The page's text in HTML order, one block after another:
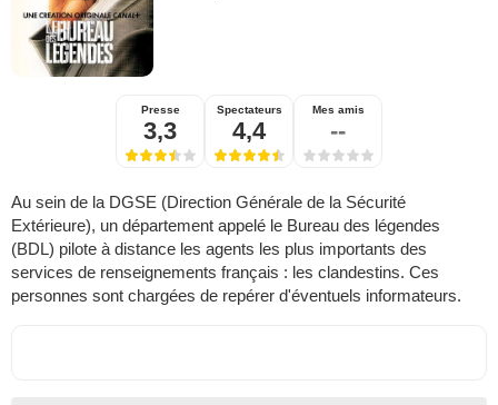
Presse
3,3
Spectateurs
4,4
Mes amis
--
Au sein de la DGSE (Direction Générale de la Sécurité
Extérieure), un département appelé le Bureau des légendes
(BDL) pilote à distance les agents les plus importants des
services de renseignements français : les clandestins. Ces
personnes sont chargées de repérer d'éventuels informateurs.